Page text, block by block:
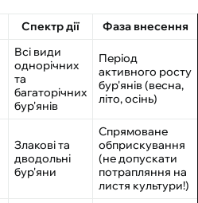
Спектр дії Фаза внесення
Всі види
однорічних
та
багаторічних
бур'янів
Період
активного росту
бур'янів (весна,
літо, осінь)
Злакові та
дводольні
бур'яни
Спрямоване
обприскування
(не допускати
потрапляння на
листя культури!)